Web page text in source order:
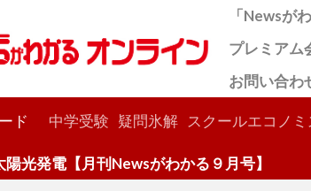
「Newsが
プレミアム
お問い合わ
ド 中学受験 疑問氷解 スクールエコノ
発電【月刊Newsがわかる９月号】